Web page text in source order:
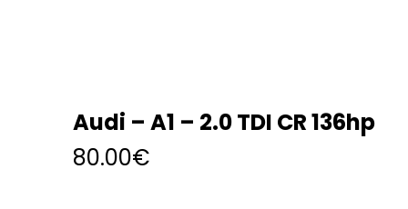
Audi – A1 – 2.0 TDI CR 136hp
80.00€